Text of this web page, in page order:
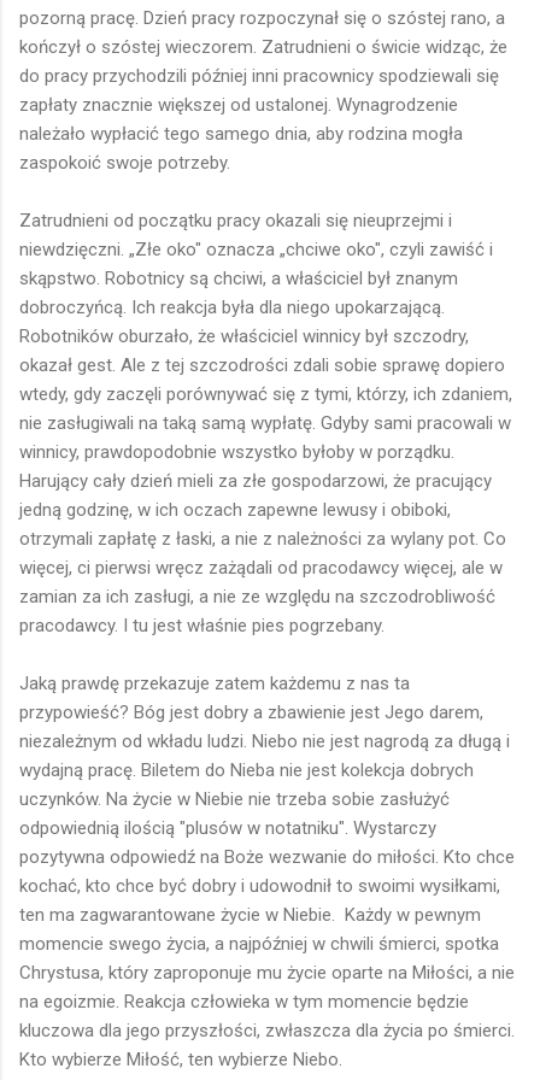
pozorną pracę. Dzień pracy rozpoczynał się o szóstej rano, a
kończył o szóstej wieczorem. Zatrudnieni o świcie widząc, że
do pracy przychodzili później inni pracownicy spodziewali się
zapłaty znacznie większej od ustalonej. Wynagrodzenie
należało wypłacić tego samego dnia, aby rodzina mogła
zaspokoić swoje potrzeby.
Zatrudnieni od początku pracy okazali się nieuprzejmi i
niewdzięczni. „Złe oko" oznacza „chciwe oko", czyli zawiść i
skąpstwo. Robotnicy są chciwi, a właściciel był znanym
dobroczyńcą. Ich reakcja była dla niego upokarzającą.
Robotników oburzało, że właściciel winnicy był szczodry,
okazał gest. Ale z tej szczodrości zdali sobie sprawę dopiero
wtedy, gdy zaczęli porównywać się z tymi, którzy, ich zdaniem,
nie zasługiwali na taką samą wypłatę. Gdyby sami pracowali w
winnicy, prawdopodobnie wszystko byłoby w porządku.
Harujący cały dzień mieli za złe gospodarzowi, że pracujący
jedną godzinę, w ich oczach zapewne lewusy i obiboki,
otrzymali zapłatę z łaski, a nie z należności za wylany pot. Co
więcej, ci pierwsi wręcz zażądali od pracodawcy więcej, ale w
zamian za ich zasługi, a nie ze względu na szczodrobliwość
pracodawcy. I tu jest właśnie pies pogrzebany.
Jaką prawdę przekazuje zatem każdemu z nas ta
przypowieść? Bóg jest dobry a zbawienie jest Jego darem,
niezależnym od wkładu ludzi. Niebo nie jest nagrodą za długą i
wydajną pracę. Biletem do Nieba nie jest kolekcja dobrych
uczynków. Na życie w Niebie nie trzeba sobie zasłużyć
odpowiednią ilością "plusów w notatniku". Wystarczy
pozytywna odpowiedź na Boże wezwanie do miłości. Kto chce
kochać, kto chce być dobry i udowodnił to swoimi wysiłkami,
ten ma zagwarantowane życie w Niebie. Każdy w pewnym
momencie swego życia, a najpóźniej w chwili śmierci, spotka
Chrystusa, który zaproponuje mu życie oparte na Miłości, a nie
na egoizmie. Reakcja człowieka w tym momencie będzie
kluczowa dla jego przyszłości, zwłaszcza dla życia po śmierci.
Kto wybierze Miłość, ten wybierze Niebo.